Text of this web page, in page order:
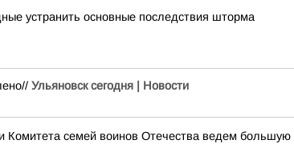
устранить основные последствия шторма
Ульяновск сегодня | Новости
Комитета семей воинов Отечества ведем